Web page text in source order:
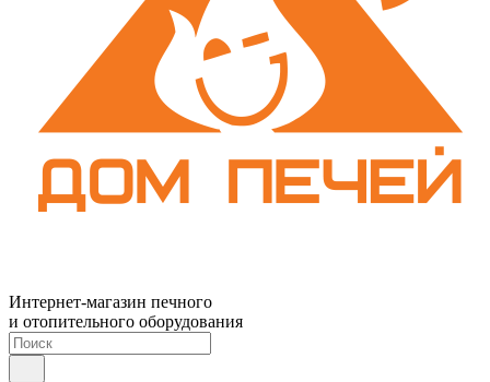
Интернет-магазин печного
и отопительного оборудования